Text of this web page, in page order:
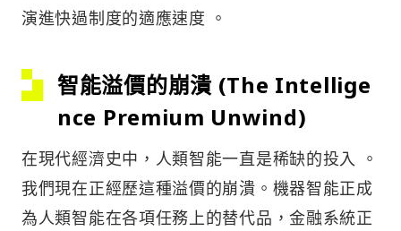
演進快過制度的適應速度 。
智能溢價的崩潰 (The Intellige
nce Premium Unwind)
在現代經濟史中，人類智能一直是稀缺的投入 。
我們現在正經歷這種溢價的崩潰。機器智能正成
為人類智能在各項任務上的替代品，金融系統正